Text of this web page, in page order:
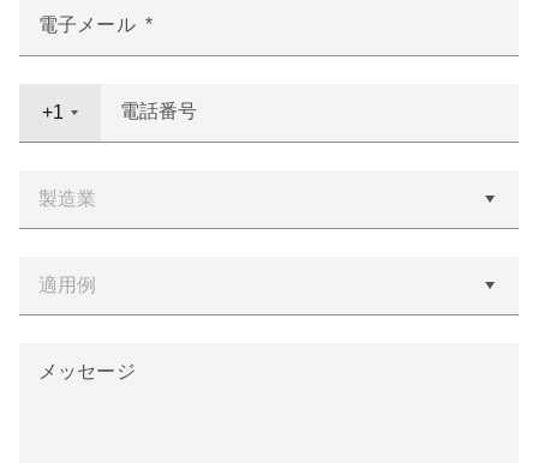
電子メール
電話番号
+1
メッセージ